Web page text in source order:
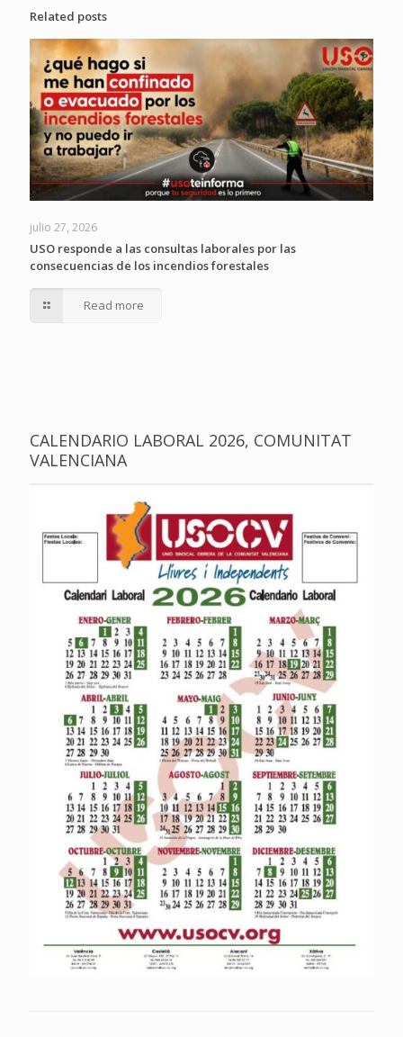
Related posts
julio 27, 2026
USO responde a las consultas laborales por las
consecuencias de los incendios forestales
Read more
CALENDARIO LABORAL 2026, COMUNITAT
VALENCIANA